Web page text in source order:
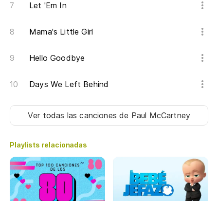
Let 'Em In
Mama's Little Girl
Hello Goodbye
Days We Left Behind
Ver todas las cancionesde Paul McCartney
Playlists relacionadas